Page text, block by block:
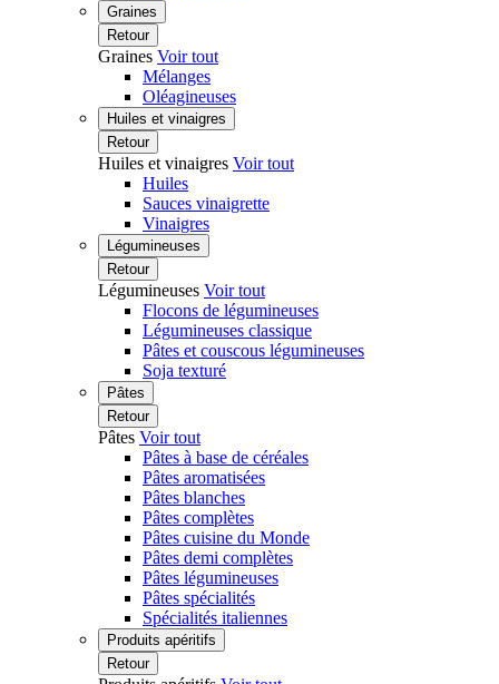
Graines
Retour
Graines Voir tout
Mélanges
Oléagineuses
Huiles et vinaigres
Retour
Huiles et vinaigres Voir tout
Huiles
Sauces vinaigrette
Vinaigres
Légumineuses
Retour
Légumineuses Voir tout
Flocons de légumineuses
Légumineuses classique
Pâtes et couscous légumineuses
Soja texturé
Pâtes
Retour
Pâtes Voir tout
Pâtes à base de céréales
Pâtes aromatisées
Pâtes blanches
Pâtes complètes
Pâtes cuisine du Monde
Pâtes demi complètes
Pâtes légumineuses
Pâtes spécialités
Spécialités italiennes
Produits apéritifs
Retour